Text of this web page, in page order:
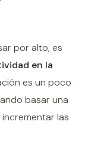
por alto, es
en la
es un poco
basar una
las